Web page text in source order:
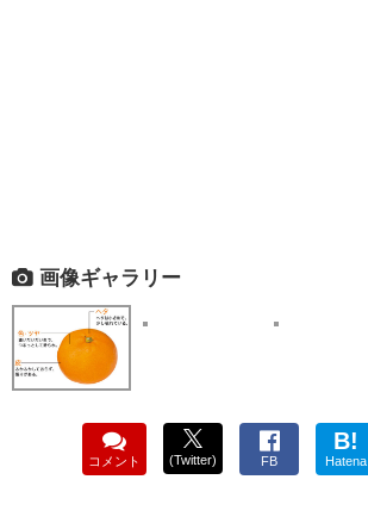
画像ギャラリー
コメント (Twitter) FB
B!
Hatena